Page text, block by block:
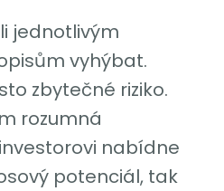
jednotlivým
vyhýbat.
zbytečné riziko.
rozumná
nabídne
potenciál, tak